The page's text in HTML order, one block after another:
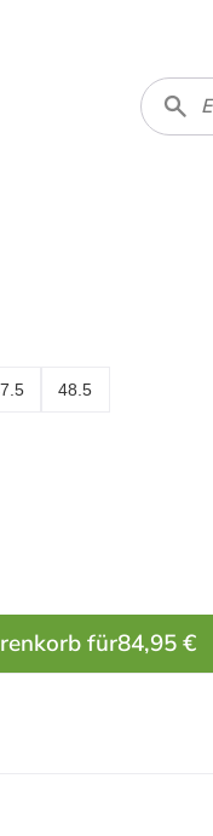
48.5
für84,95 €